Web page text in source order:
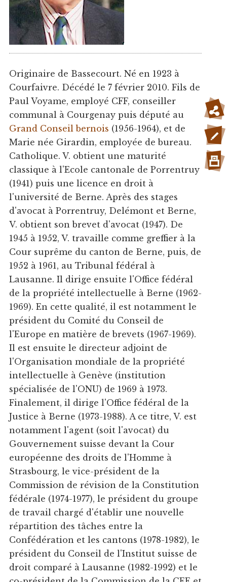
Originaire de Bassecourt. Né en 1923 à
Courfaivre. Décédé le 7 février 2010. Fils de
Paul Voyame, employé CFF, conseiller
communal à Courgenay puis député au
Grand Conseil bernois (1956-1964), et de
Marie née Girardin, employée de bureau.
Catholique. V. obtient une maturité
classique à l'Ecole cantonale de Porrentruy
(1941) puis une licence en droit à
l'université de Berne. Après des stages
d'avocat à Porrentruy, Delémont et Berne,
V. obtient son brevet d'avocat (1947). De
1945 à 1952, V. travaille comme greffier à la
Cour suprême du canton de Berne, puis, de
1952 à 1961, au Tribunal fédéral à
Lausanne. Il dirige ensuite l'Office fédéral
de la propriété intellectuelle à Berne (1962-
1969). En cette qualité, il est notamment le
président du Comité du Conseil de
l'Europe en matière de brevets (1967-1969).
Il est ensuite le directeur adjoint de
l'Organisation mondiale de la propriété
intellectuelle à Genève (institution
spécialisée de l'ONU) de 1969 à 1973.
Finalement, il dirige l'Office fédéral de la
Justice à Berne (1973-1988). A ce titre, V. est
notamment l'agent (soit l'avocat) du
Gouvernement suisse devant la Cour
européenne des droits de l'Homme à
Strasbourg, le vice-président de la
Commission de révision de la Constitution
fédérale (1974-1977), le président du groupe
de travail chargé d'établir une nouvelle
répartition des tâches entre la
Confédération et les cantons (1978-1982), le
président du Conseil de l'Institut suisse de
droit comparé à Lausanne (1982-1992) et le